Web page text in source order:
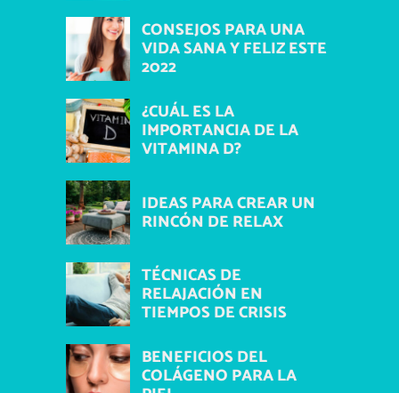
CONSEJOS PARA UNA
VIDA SANA Y FELIZ ESTE
2022
¿CUÁL ES LA
IMPORTANCIA DE LA
VITAMINA D?
IDEAS PARA CREAR UN
RINCÓN DE RELAX
TÉCNICAS DE
RELAJACIÓN EN
TIEMPOS DE CRISIS
BENEFICIOS DEL
COLÁGENO PARA LA